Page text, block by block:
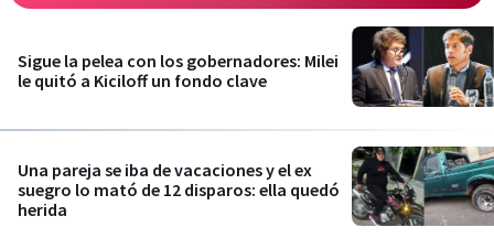
Sigue la pelea con los gobernadores: Milei
le quitó a Kiciloff un fondo clave
Una pareja se iba de vacaciones y el ex
suegro lo mató de 12 disparos: ella quedó
herida